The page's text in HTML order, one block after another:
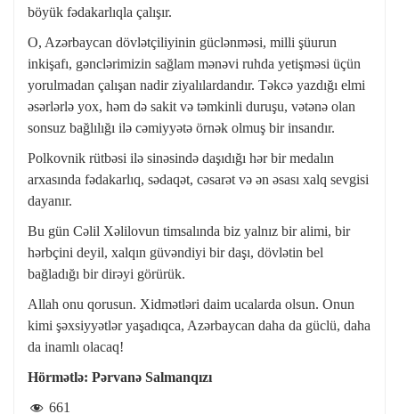
böyük fədakarlıqla çalışır.
O, Azərbaycan dövlətçiliyinin güclənməsi, milli şüurun
inkişafı, gənclərimizin sağlam mənəvi ruhda yetişməsi üçün
yorulmadan çalışan nadir ziyalılardandır. Təkcə yazdığı elmi
əsərlərlə yox, həm də sakit və təmkinli duruşu, vətənə olan
sonsuz bağlılığı ilə cəmiyyətə örnək olmuş bir insandır.
Polkovnik rütbəsi ilə sinəsində daşıdığı hər bir medalın
arxasında fədakarlıq, sədaqət, cəsarət və ən əsası xalq sevgisi
dayanır.
Bu gün Cəlil Xəlilovun timsalında biz yalnız bir alimi, bir
hərbçini deyil, xalqın güvəndiyi bir daşı, dövlətin bel
bağladığı bir dirəyi görürük.
Allah onu qorusun. Xidmətləri daim ucalarda olsun. Onun
kimi şəxsiyyətlər yaşadıqca, Azərbaycan daha da güclü, daha
da inamlı olacaq!
Hörmətlə: Pərvanə Salmanqızı
661